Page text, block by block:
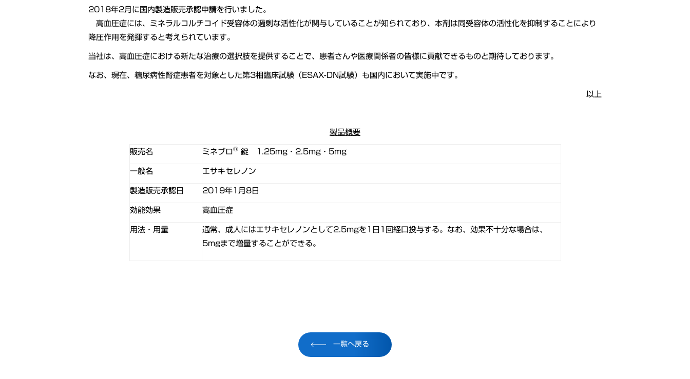
2018年2月に国内製造販売承認申請を行いました。
高血圧症には、ミネラルコルチコイド受容体の過剰な活性化が関与していることが知られており、本剤は同受容体の活性化を抑制することにより
降圧作用を発揮すると考えられています。
当社は、高血圧症における新たな治療の選択肢を提供することで、患者さんや医療関係者の皆様に貢献できるものと期待しております。
なお、現在、糖尿病性腎症患者を対象とした第3相臨床試験（ESAX-DN試験）も国内において実施中です。
以上
製品概要
販売名 ミネブロ® 錠 1.25mg・2.5mg・5mg
一般名 エサキセレノン
製造販売承認日 2019年1月8日
効能効果 高血圧症
用法・用量
通常、成人にはエサキセレノンとして2.5mgを1日1回経口投与する。なお、効果不十分な場合は、
5mgまで増量することができる。
一覧へ戻る